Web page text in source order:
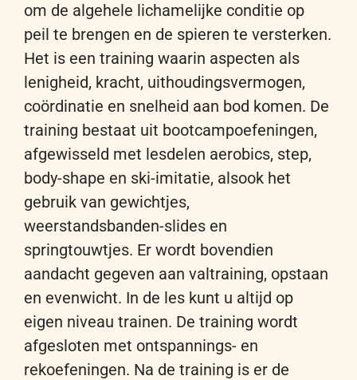
om de algehele lichamelijke conditie op
peil te brengen en de spieren te versterken.
Het is een training waarin aspecten als
lenigheid, kracht, uithoudingsvermogen,
coördinatie en snelheid aan bod komen. De
training bestaat uit bootcampoefeningen,
afgewisseld met lesdelen aerobics, step,
body-shape en ski-imitatie, alsook het
gebruik van gewichtjes,
weerstandsbanden-slides en
springtouwtjes. Er wordt bovendien
aandacht gegeven aan valtraining, opstaan
en evenwicht. In de les kunt u altijd op
eigen niveau trainen. De training wordt
afgesloten met ontspannings- en
rekoefeningen. Na de training is er de